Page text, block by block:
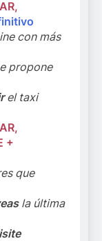
con más
propone
el taxi
+
que
la última